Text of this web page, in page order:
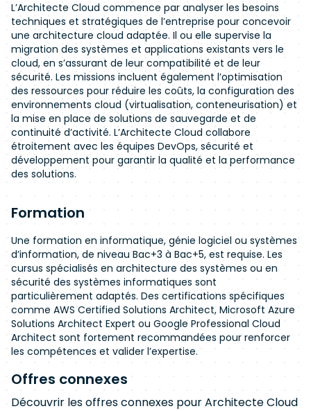
L’Architecte Cloud commence par analyser les besoins
techniques et stratégiques de l’entreprise pour concevoir
une architecture cloud adaptée. Il ou elle supervise la
migration des systèmes et applications existants vers le
cloud, en s’assurant de leur compatibilité et de leur
sécurité. Les missions incluent également l’optimisation
des ressources pour réduire les coûts, la configuration des
environnements cloud (virtualisation, conteneurisation) et
la mise en place de solutions de sauvegarde et de
continuité d’activité. L’Architecte Cloud collabore
étroitement avec les équipes DevOps, sécurité et
développement pour garantir la qualité et la performance
des solutions.
Formation
Une formation en informatique, génie logiciel ou systèmes
d’information, de niveau Bac+3 à Bac+5, est requise. Les
cursus spécialisés en architecture des systèmes ou en
sécurité des systèmes informatiques sont
particulièrement adaptés. Des certifications spécifiques
comme AWS Certified Solutions Architect, Microsoft Azure
Solutions Architect Expert ou Google Professional Cloud
Architect sont fortement recommandées pour renforcer
les compétences et valider l’expertise.
Offres connexes
Découvrir les offres connexes pour Architecte Cloud